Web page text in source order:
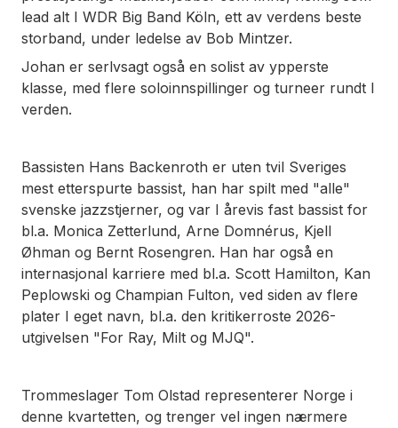
lead alt I WDR Big Band Köln, ett av verdens beste
storband, under ledelse av Bob Mintzer.
Johan er serlvsagt også en solist av ypperste
klasse, med flere soloinnspillinger og turneer rundt I
verden.
Bassisten Hans Backenroth er uten tvil Sveriges
mest etterspurte bassist, han har spilt med "alle"
svenske jazzstjerner, og var I årevis fast bassist for
bl.a. Monica Zetterlund, Arne Domnérus, Kjell
Øhman og Bernt Rosengren. Han har også en
internasjonal karriere med bl.a. Scott Hamilton, Kan
Peplowski og Champian Fulton, ved siden av flere
plater I eget navn, bl.a. den kritikerroste 2026-
utgivelsen "For Ray, Milt og MJQ".
Trommeslager Tom Olstad representerer Norge i
denne kvartetten, og trenger vel ingen nærmere